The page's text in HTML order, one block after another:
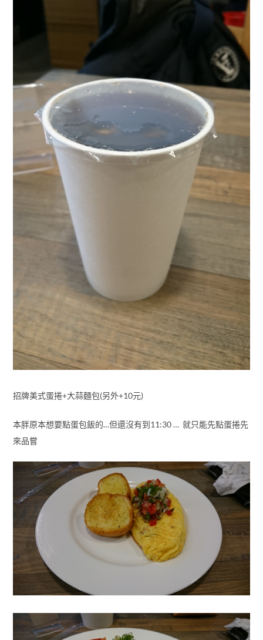
招牌美式蛋捲+大蒜麵包(另外+10元)
本胖原本想要點蛋包飯的…但還沒有到11:30 … 就只能先點蛋捲先
來品嘗